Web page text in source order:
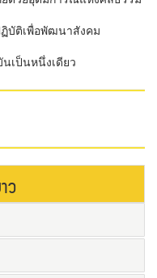
บัติเพื่อพัฒนาสังคม
เป็นหนึ่งเดียว
ว